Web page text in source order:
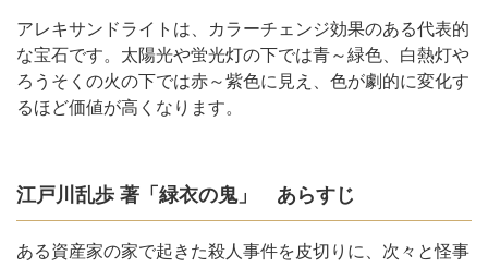
アレキサンドライトは、カラーチェンジ効果のある代表的
な宝石です。太陽光や蛍光灯の下では青～緑色、白熱灯や
ろうそくの火の下では赤～紫色に見え、色が劇的に変化す
るほど価値が高くなります。
江戸川乱歩 著「緑衣の鬼」 あらすじ
ある資産家の家で起きた殺人事件を皮切りに、次々と怪事